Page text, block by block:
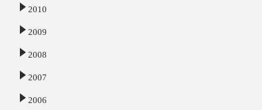
2010
2009
2008
2007
2006